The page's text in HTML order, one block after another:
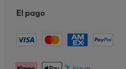
El pago